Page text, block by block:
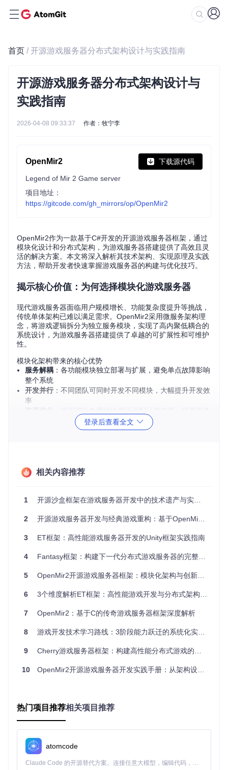
首页 / 开源游戏服务器分布式架构设计与实践指南
开源游戏服务器分布式架构设计与
实践指南
2026-04-08 09:33:37 作者：牧宁李
OpenMir2 下载源代码
Legend of Mir 2 Game server
项目地址：
https://gitcode.com/gh_mirrors/op/OpenMir2
OpenMir2作为一款基于C#开发的开源游戏服务器框架，通过
模块化设计和分布式架构，为游戏服务器搭建提供了高效且灵
活的解决方案。本文将深入解析其技术架构、实现原理及实践
方法，帮助开发者快速掌握游戏服务器的构建与优化技巧。
揭示核心价值：为何选择模块化游戏服务器
现代游戏服务器面临用户规模增长、功能复杂度提升等挑战，
传统单体架构已难以满足需求。OpenMir2采用微服务架构理
念，将游戏逻辑拆分为独立服务模块，实现了高内聚低耦合的
系统设计，为游戏服务器搭建提供了卓越的可扩展性和可维护
性。
模块化架构带来的核心优势
服务解耦 ：各功能模块独立部署与扩展，避免单点故障影响
整个系统
开发并行 ：不同团队可同时开发不同模块，大幅提升开发效
率
：支持模块独立升级，降低系统更新风险
OpenMir2的架构设计融合了现代分布式系统的最佳实践，通
OpenMir2采用分层架构设计，主要包含以下核心组件：
接入层：负责客户端连接管理，包括GameGate、LoginG
ate等网关服务
：处理核心游戏逻辑，如GameSrv、LoginSrv等服
务模块
公共服务：提供跨模块的通用功能，如日志、配置管理等
模块间通信机制
特点包括：
采用固定长度消息头设计，支持快速解析
特性
传统单体架构
受单进程限制
资源利
用率
整体资源分配，易
造成浪费
源
登录后查看全文
相关内容推荐
1 开源沙盒框架在游戏服务器开发中的技术遗产与实践启示
2 开源游戏服务器开发与经典游戏重构：基于OpenMir2的技术实践指南
3 ET框架：高性能游戏服务器开发的Unity框架实践指南
4 Fantasy框架：构建下一代分布式游戏服务器的完整指南
5 OpenMir2开源游戏服务器框架：模块化架构与创新应用指南
6 3个维度解析ET框架：高性能游戏开发与分布式架构实践指南
7 OpenMir2：基于C的传奇游戏服务器框架深度解析
8 游戏开发技术学习路线：3阶段能力跃迁的系统化实战指南
9 Cherry游戏服务器框架：构建高性能分布式游戏的终极指南
10 OpenMir2开源游戏服务器开发实践手册：从架构设计到集群部署
热门项目推荐相关项目推荐
atomcode
Claude Code 的开源替代方案。连接任意大模型，编辑代码，运行命令，自动验证 — 全自动执行。用 Rust 构建，极致性能。 ｜ An open-source alternative to Claude Code. Connect any LLM, edit code, run commands, and verify changes — autonomously. Built in Rust for speed. Get Started